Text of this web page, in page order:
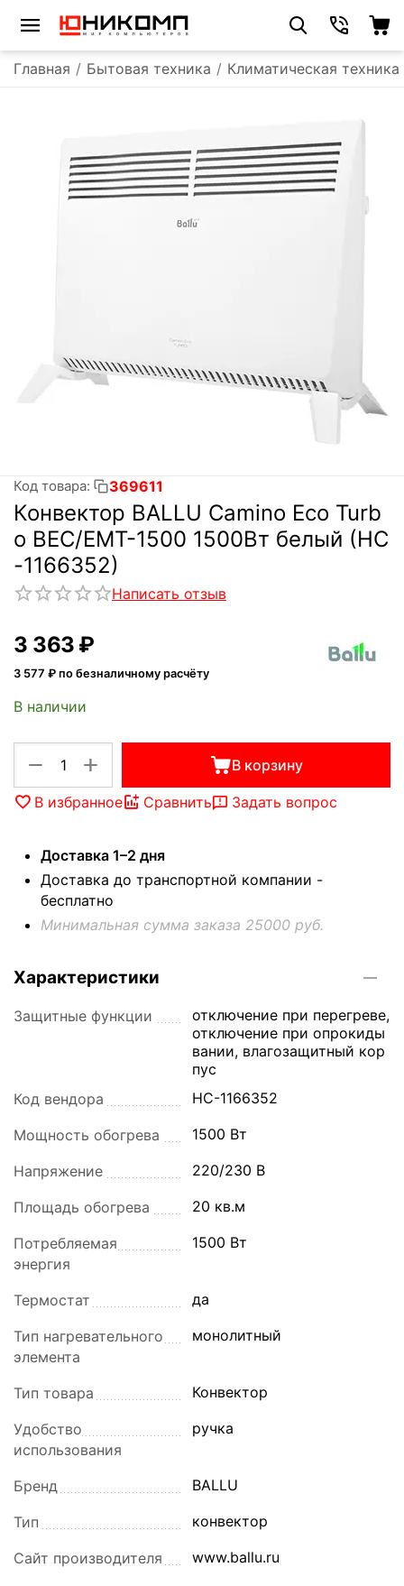
Главная / Бытовая техника / Климатическая техника
Код товара: 369611
Конвектор BALLU Camino Eco Turb
o BEC/EMT-1500 1500Вт белый (НС
-1166352)
Написать отзыв
3 363 ₽
3 577 ₽ по безналичному расчёту
В наличии
+
− В корзину
В избранное Сравнить Задать вопрос
Доставка 1–2 дня
Доставка до транспортной компании -
бесплатно
Минимальная сумма заказа 25000 руб.
Характеристики
Защитные функции
отключение при перегреве,
отключение при опрокиды
вании, влагозащитный кор
пус
Код вендора
НС-1166352
Мощность обогрева 1500 Вт
Напряжение 220/230 В
Площадь обогрева 20 кв.м
Потребляемая
энергия
1500 Вт
Термостат да
Тип нагревательного
элемента
монолитный
Тип товара Конвектор
Удобство
использования
ручка
Бренд BALLU
Тип конвектор
Сайт производителя www.ballu.ru